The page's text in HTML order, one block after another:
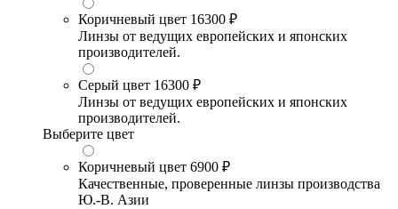
Коричневый цвет 16300 ₽
Линзы от ведущих европейских и японских
производителей.
Серый цвет 16300 ₽
Линзы от ведущих европейских и японских
производителей.
Выберите цвет
Коричневый цвет 6900 ₽
Качественные, проверенные линзы производства
Ю.-В. Азии